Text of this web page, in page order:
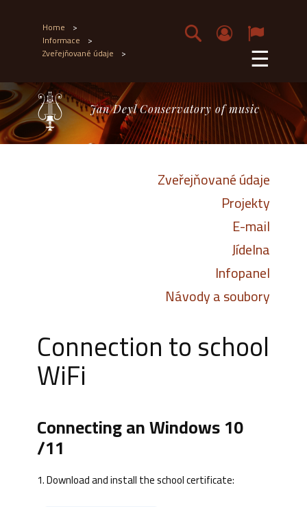
Home >
Informace >
Zveřejňované údaje > ☰
Jan Deyl Conservatory of music
Zveřejňované údaje
Projekty
E-mail
Jídelna
Infopanel
Návody a soubory
Connection to school
WiFi
Connecting an Windows 10
/11
1. Download and install the school certificate: